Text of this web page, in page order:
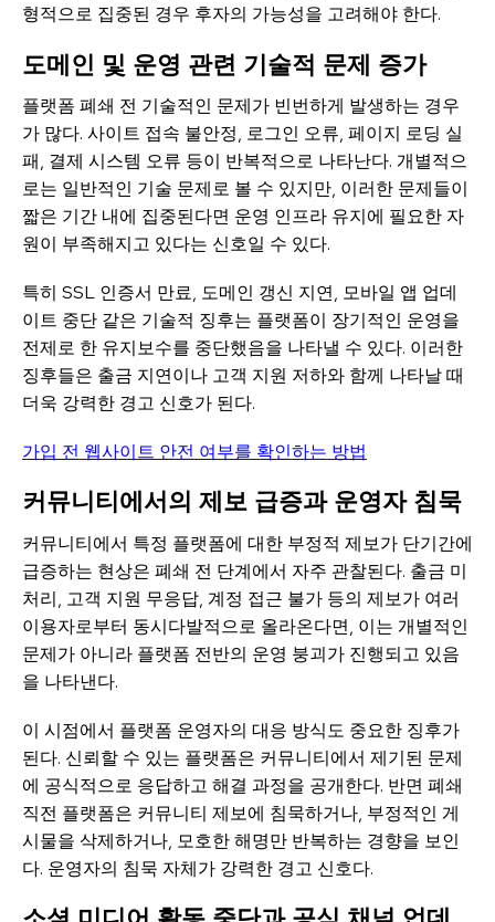
형적으로 집중된 경우 후자의 가능성을 고려해야 한다.
도메인 및 운영 관련 기술적 문제 증가
플랫폼 폐쇄 전 기술적인 문제가 빈번하게 발생하는 경우
가 많다. 사이트 접속 불안정, 로그인 오류, 페이지 로딩 실
패, 결제 시스템 오류 등이 반복적으로 나타난다. 개별적으
로는 일반적인 기술 문제로 볼 수 있지만, 이러한 문제들이
짧은 기간 내에 집중된다면 운영 인프라 유지에 필요한 자
원이 부족해지고 있다는 신호일 수 있다.
특히 SSL 인증서 만료, 도메인 갱신 지연, 모바일 앱 업데
이트 중단 같은 기술적 징후는 플랫폼이 장기적인 운영을
전제로 한 유지보수를 중단했음을 나타낼 수 있다. 이러한
징후들은 출금 지연이나 고객 지원 저하와 함께 나타날 때
더욱 강력한 경고 신호가 된다.
가입 전 웹사이트 안전 여부를 확인하는 방법
커뮤니티에서의 제보 급증과 운영자 침묵
커뮤니티에서 특정 플랫폼에 대한 부정적 제보가 단기간에
급증하는 현상은 폐쇄 전 단계에서 자주 관찰된다. 출금 미
처리, 고객 지원 무응답, 계정 접근 불가 등의 제보가 여러
이용자로부터 동시다발적으로 올라온다면, 이는 개별적인
문제가 아니라 플랫폼 전반의 운영 붕괴가 진행되고 있음
을 나타낸다.
이 시점에서 플랫폼 운영자의 대응 방식도 중요한 징후가
된다. 신뢰할 수 있는 플랫폼은 커뮤니티에서 제기된 문제
에 공식적으로 응답하고 해결 과정을 공개한다. 반면 폐쇄
직전 플랫폼은 커뮤니티 제보에 침묵하거나, 부정적인 게
시물을 삭제하거나, 모호한 해명만 반복하는 경향을 보인
다. 운영자의 침묵 자체가 강력한 경고 신호다.